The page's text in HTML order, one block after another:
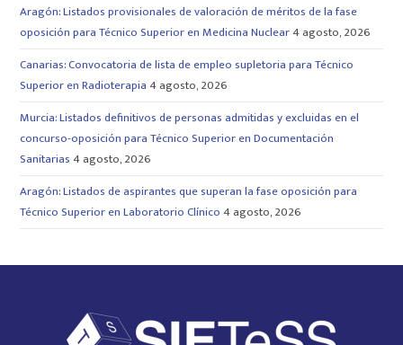
Aragón: Listados provisionales de valoración de méritos de la fase
oposición para Técnico Superior en Medicina Nuclear4 agosto, 2026
Canarias: Convocatoria de lista de empleo supletoria para Técnico
Superior en Radioterapia 4 agosto, 2026
Murcia: Listados definitivos de personas admitidas y excluidas en el
concurso-oposición para Técnico Superior en Documentación
Sanitarias 4 agosto, 2026
Aragón: Listados de aspirantes que superan la fase oposición para
Técnico Superior en Laboratorio Clínico 4 agosto, 2026